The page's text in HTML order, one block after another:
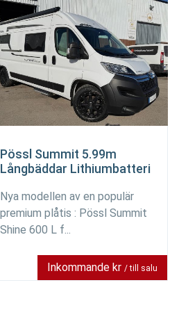
Pössl Summit 5.99m
Långbäddar Lithiumbatteri
Nya modellen av en populär
premium plåtis : Pössl Summit
Shine 600 L f...
Inkommande kr / till salu